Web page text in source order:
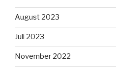
August 2023
Juli 2023
November 2022